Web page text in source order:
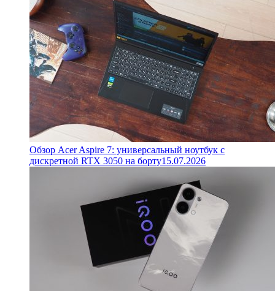
Обзор Acer Aspire 7: универсальный ноутбук с
дискретной RTX 3050 на борту15.07.2026